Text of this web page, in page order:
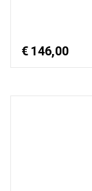
€ 146,00